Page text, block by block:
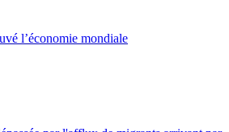
l’économie mondiale